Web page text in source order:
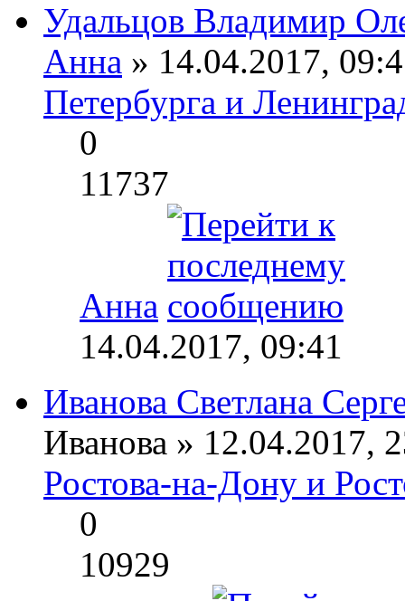
Удальцов Владимир
Анна » 14.04.2017,
Петербурга и
0
11737
Анна
14.04.2017, 09:41
Иванова Светлана
Иванова » 12.04.2017,
Ростова-на-Дону и
0
10929